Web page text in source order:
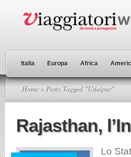
Italia Europa Africa
Home » Posts Tagged "Udaipur"
Rajasthan,
Lo